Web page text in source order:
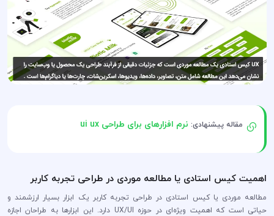
مقاله پیشنهادی: نرم افزارهای برای طراحی ui ux
اهمیت کیس استادی یا مطالعه موردی در طراحی تجربه کاربر
مطالعه موردی یا کیس استادی در طراحی تجربه کاربر یک ابزار بسیار ارزشمند و
حیاتی است که اهمیت ویژه‌ای در حوزه UX/UI دارد. این ابزارها به طراحان اجازه